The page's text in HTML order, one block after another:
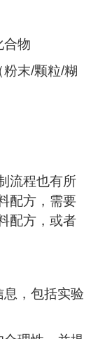
合物
粉末/颗粒/糊
流程也有所
配方，需要
配方，或者
息，包括实验